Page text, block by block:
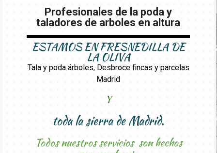
Profesionales de la poda y
taladores de arboles en altura
ESTAMOS EN FRESNEDILLA DE
LA OLIVA
Tala y poda árboles, Desbroce fincas y parcelas
Madrid
Y
toda la sierra de Madrid.
Todos nuestros servicios son hechos